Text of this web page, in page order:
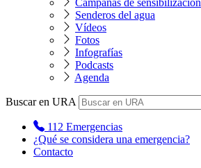
Senderos del agua
Vídeos
Fotos
Infografías
Podcasts
Agenda
Buscar en URA
112 Emergencias
¿Qué se considera una emergencia?
Contacto